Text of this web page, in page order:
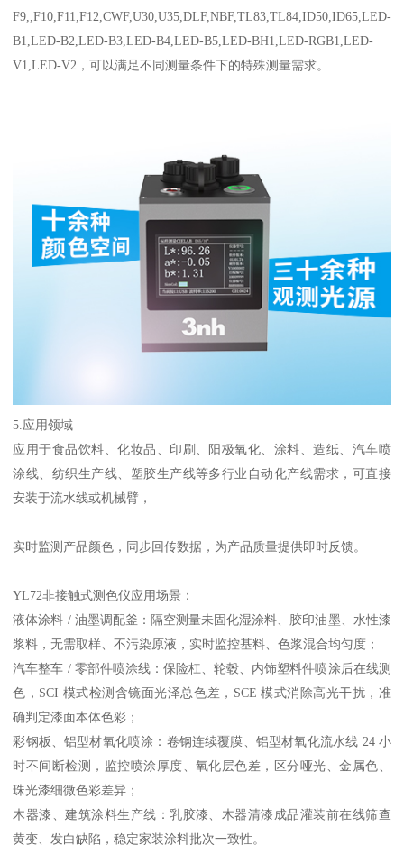
F9,,F10,F11,F12,CWF,U30,U35,DLF,NBF,TL83,TL84,ID50,ID65,LED-
B1,LED-B2,LED-B3,LED-B4,LED-B5,LED-BH1,LED-RGB1,LED-
V1,LED-V2 ，可以满足不同测量条件下的特殊测量需求。
5. 应用领域
应用于食品饮料、化妆品、印刷、阳极氧化、涂料、造纸、汽车喷
涂线、纺织生产线、塑胶生产线等多行业自动化产线需求，可直接
安装于流水线或机械臂，
实时监测产品颜色，同步回传数据，为产品质量提供即时反馈。
YL72非接触式测色仪应用场景 ：
液体涂料 / 油墨调配釜：隔空测量未固化湿涂料、胶印油墨、水性漆
浆料，无需取样、不污染原液，实时监控基料、色浆混合均匀度；
汽车整车 / 零部件喷涂线：保险杠、轮毂、内饰塑料件喷涂后在线测
色， SCI 模式检测含镜面光泽总色差， SCE模式消除高光干扰， 准
确判定漆面本体色彩；
彩钢板、铝型材氧化喷涂：卷钢连续覆膜、铝型材氧化流水线 24 小
时不间断检测，监控喷涂厚度、氧化层色差，区分哑光、金属色、
珠光漆细微色彩差异；
木器漆、建筑涂料生产线：乳胶漆、木器清漆成品灌装前在线筛查
黄变、发白缺陷，稳定家装涂料批次一致性。